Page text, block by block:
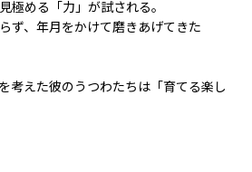
極める「力」が試される。
ず、年月をかけて磨きあげてきた
考えた彼のうつわたちは「育てる楽し